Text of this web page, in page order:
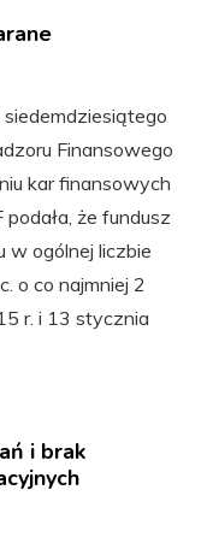
Finansowego
kar finansowych
że fundusz
w ogólnej liczbie
o co najmniej 2
r. i 13 stycznia
i brak